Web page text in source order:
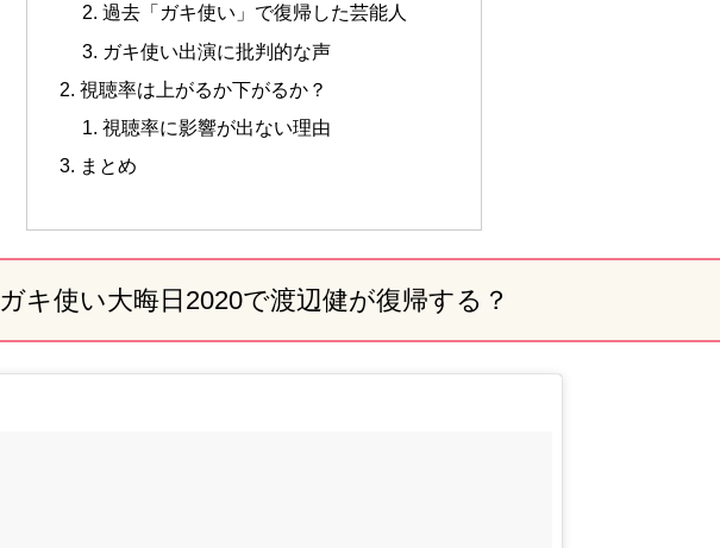
過去「ガキ使い」で復帰した芸能人
ガキ使い出演に批判的な声
視聴率は上がるか下がるか？
視聴率に影響が出ない理由
まとめ
ガキ使い大晦日2020で渡辺健が復帰する？